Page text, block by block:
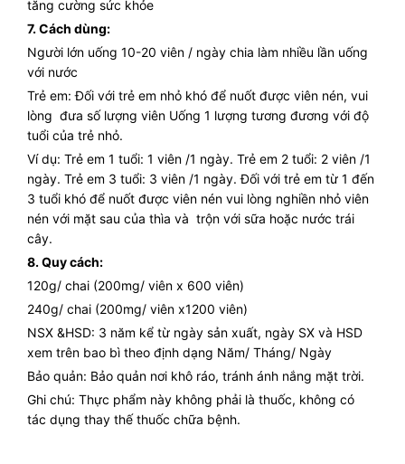
tăng cường sức khỏe
7. Cách dùng:
Người lớn uống 10-20 viên / ngày chia làm nhiều lần uống
với nước
Trẻ em: Đối với trẻ em nhỏ khó để nuốt được viên nén, vui
lòng đưa số lượng viên Uống 1 lượng tương đương với độ
tuổi của trẻ nhỏ.
Ví dụ: Trẻ em 1 tuổi: 1 viên /1 ngày. Trẻ em 2 tuổi: 2 viên /1
ngày. Trẻ em 3 tuổi: 3 viên /1 ngày. Đối với trẻ em từ 1 đến
3 tuổi khó để nuốt được viên nén vui lòng nghiền nhỏ viên
nén với mặt sau của thìa và trộn với sữa hoặc nước trái
cây.
8. Quy cách:
120g/ chai (200mg/ viên x 600 viên)
240g/ chai (200mg/ viên x1200 viên)
NSX &HSD: 3 năm kể từ ngày sản xuất, ngày SX và HSD
xem trên bao bì theo định dạng Năm/ Tháng/ Ngày
Bảo quản: Bảo quản nơi khô ráo, tránh ánh nắng mặt trời.
Ghi chú: Thực phẩm này không phải là thuốc, không có
tác dụng thay thế thuốc chữa bệnh.